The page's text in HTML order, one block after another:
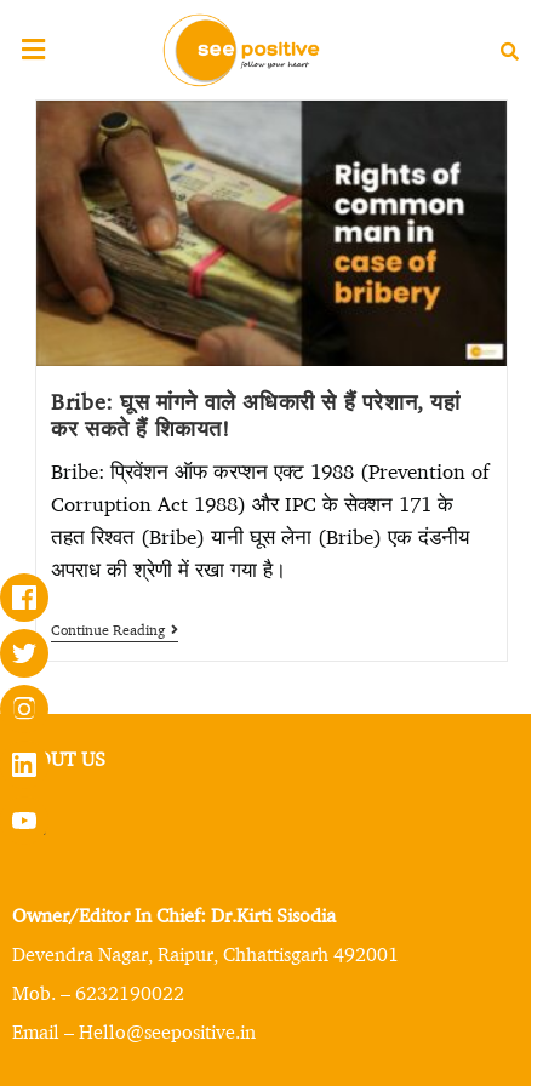
Bribe: घूस मांगने वाले अधिकारी से हैं परेशान, यहां
कर सकते हैं शिकायत!
Bribe: प्रिवेंशन ऑफ करप्शन एक्ट 1988 (Prevention of
Corruption Act 1988) और IPC के सेक्शन 171 के
तहत रिश्वत (Bribe) यानी घूस लेना (Bribe) एक दंडनीय
अपराध की श्रेणी में रखा गया है।
Continue Reading
ABOUT US
Owner/Editor In Chief: Dr.Kirti Sisodia
Devendra Nagar, Raipur, Chhattisgarh 492001
Mob. – 6232190022
Email – Hello@seepositive.in